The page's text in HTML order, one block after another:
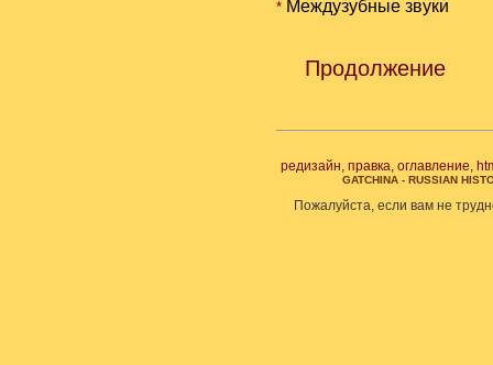
*Междузубные звуки
Продолжение
редизайн, правка, оглавление,
GATCHINA - RUSSIAN
Пожалуйста, если вам не